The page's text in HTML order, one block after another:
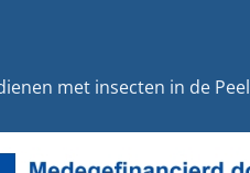
met insecten in de Peel